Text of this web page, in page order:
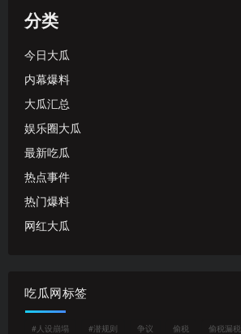
分类
今日大瓜
内幕爆料
大瓜汇总
娱乐圈大瓜
最新吃瓜
热点事件
热门爆料
网红大瓜
吃瓜网标签
#人设崩塌 #潜规则 争议 偷税 偷税漏税